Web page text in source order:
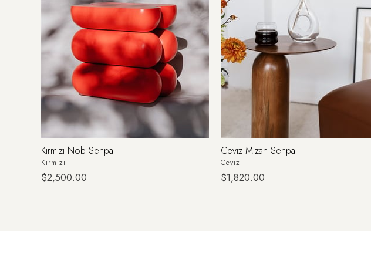
Kırmızı Nob Sehpa
Kırmızı
$2,500.00
Ceviz Mizan Sehpa
Ceviz
$1,820.00